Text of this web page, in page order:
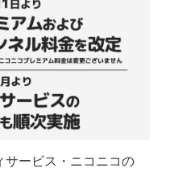
サービス・ニコニコの